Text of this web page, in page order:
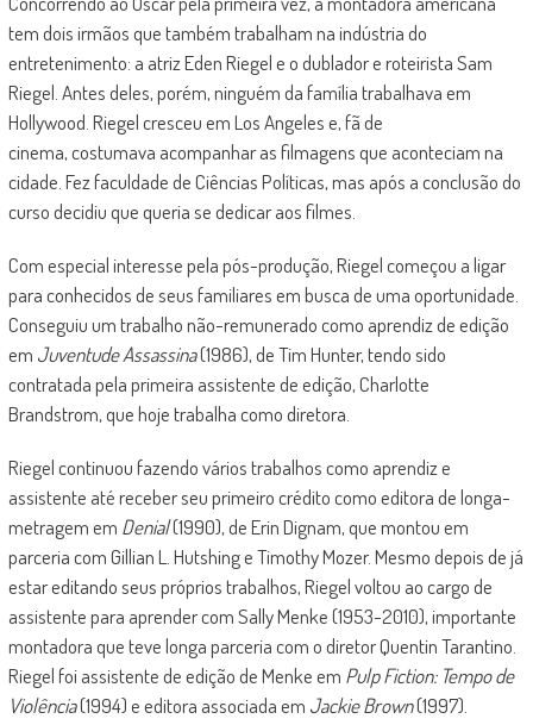
tem dois irmãos que também trabalham na indústria do
entretenimento: a atriz Eden Riegel e o dublador e roteirista Sam
Riegel. Antes deles, porém, ninguém da família trabalhava em
Hollywood. Riegel cresceu em Los Angeles e, fã de
cinema, costumava acompanhar as filmagens que aconteciam na
cidade. Fez faculdade de Ciências Políticas, mas após a conclusão do
curso decidiu que queria se dedicar aos filmes.
Com especial interesse pela pós-produção, Riegel começou a ligar
para conhecidos de seus familiares em busca de uma oportunidade.
Conseguiu um trabalho não-remunerado como aprendiz de edição
em Juventude Assassina(1986), de Tim Hunter, tendo sido
contratada pela primeira assistente de edição, Charlotte
Brandstrom, que hoje trabalha como diretora.
Riegel continuou fazendo vários trabalhos como aprendiz e
assistente até receber seu primeiro crédito como editora de longa-
metragem em Denial(1990), de Erin Dignam, que montou em
parceria com Gillian L. Hutshing e Timothy Mozer. Mesmo depois de já
estar editando seus próprios trabalhos, Riegel voltou ao cargo de
assistente para aprender com Sally Menke (1953-2010), importante
montadora que teve longa parceria com o diretor Quentin Tarantino.
Riegel foi assistente de edição de Menke em Pulp Fiction: Tempo de
Violência(1994) e editora associada em Jackie Brown(1997).